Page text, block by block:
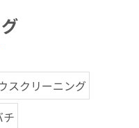
スクリーニング
チ